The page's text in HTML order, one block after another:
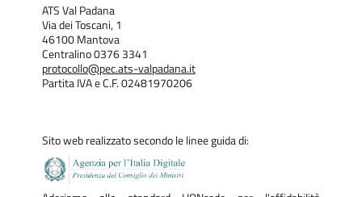
ATS Val Padana
Via dei Toscani, 1
46100 Mantova
Centralino 0376 3341
protocollo@pec.ats-valpadana.it
Partita IVA e C.F. 02481970206
Sito web realizzato secondo le linee guida di: